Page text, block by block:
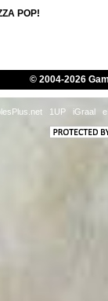
POP!
II
© 2004-2026
1UP iGraal